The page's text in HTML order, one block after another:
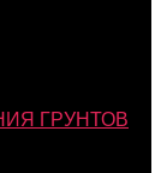
ГРУНТОВ